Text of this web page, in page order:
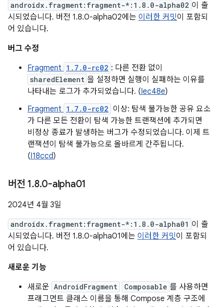
androidx.fragment:fragment-*:1.8.0-alpha02 이 출
시되었습니다. 버전 1.8.0-alpha02에는 이러한 커밋이 포함되
어 있습니다.
버그 수정
Fragment 1.7.0-rc02 : 다른 전환 없이
sharedElement 을 설정하면 실행이 실패하는 이유를
나타내는 로그가 추가되었습니다. (Iec48e)
Fragment 1.7.0-rc02 이상: 탐색 불가능한 공유 요소
가 다른 모든 전환이 탐색 가능한 트랜잭션에 추가되면
비정상 종료가 발생하는 버그가 수정되었습니다. 이제 트
랜잭션이 탐색 불가능으로 올바르게 간주됩니다.
(I18ccd)
버전 1.8.0-alpha01
2024년 4월 3일
androidx.fragment:fragment-*:1.8.0-alpha01 이 출
시되었습니다. 버전 1.8.0-alpha01에는 이러한 커밋이 포함되
어 있습니다.
새로운 기능
새로운 AndroidFragment Composable 를 사용하면
프래그먼트 클래스 이름을 통해 Compose 계층 구조에